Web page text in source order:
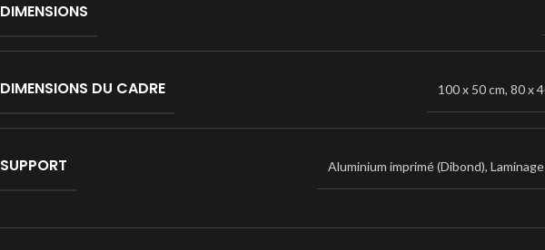
DIMENSIONS
DIMENSIONS DU CADRE 100 x 50 cm, 80 x
SUPPORT Aluminium imprimé (Dibond),